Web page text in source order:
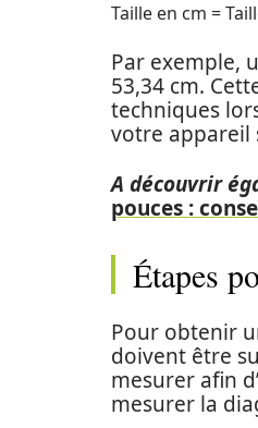
Taille en cm =
Par exemple,
53,34 cm.
techniques
votre appareil
A découvrir
pouces :
Étapes
Pour obtenir
doivent être
mesurer afin
mesurer la